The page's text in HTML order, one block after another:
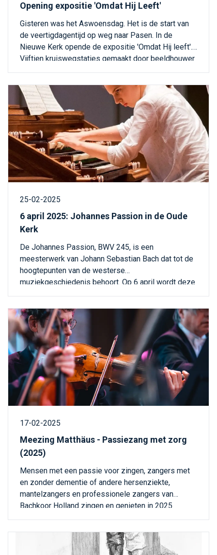
Opening expositie 'Omdat Hij Leeft'
Gisteren was het Aswoensdag. Het is de start van
de veertigdagentijd op weg naar Pasen. In de
Nieuwe Kerk opende de expositie 'Omdat Hij leeft'.
Vijftien kruiswegstaties gemaakt door beeldhouwer
Ria van Oosten.
25-02-2025
6 april 2025: Johannes Passion in de Oude
Kerk
De Johannes Passion, BWV 245, is een
meesterwerk van Johann Sebastian Bach dat tot de
hoogtepunten van de westerse
muziekgeschiedenis behoort. Op 6 april wordt deze
uitgevoerd in de Oude Kerk van Delft.
17-02-2025
Meezing Matthäus - Passiezang met zorg
(2025)
Mensen met een passie voor zingen, zangers met
en zonder dementie of andere hersenziekte,
mantelzangers en professionele zangers van
Bachkoor Holland zingen en genieten in 2025
opnieuw samen van een speciale uitvoering van de